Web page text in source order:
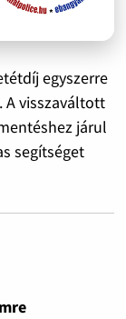
egyszerre
A visszaváltott
járul
segítséget